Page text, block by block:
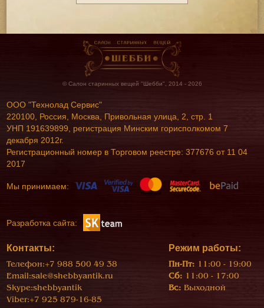
© Салон старинных вещей "Шебби", 2014 - 2026
ООО "Технолад Сервис"
220100, Россия, Москва, Привольная улица, 2, стр. 1
УНП 191639899, регистрация Минским горисполкомом 7
декабря 2012г.
Регистрационный номер в Торговом реестре: 377676 от 11 04
2017
Мы принимаем:
Разработка сайта:
Контакты:
Телефон:+7 988 500 49 38
Email:sale@shebbyantik.ru
Skype:shebbyantik
Viber:+7 925 879-16-85
Режим работы:
Пн-Пт: 11:00 - 19:00
Сб: 11:00 - 17:00
Вс: Выходной